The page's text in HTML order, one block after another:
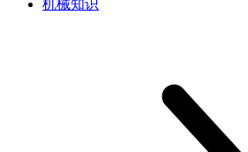
机械知识